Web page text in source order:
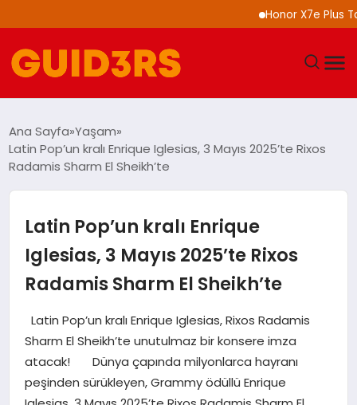
Honor X7e Plus
YAŞAM
SAĞLIK
EKONOMI
MAGAZIN
Ana Sayfa Yaşam
Latin Pop’un kralı Enrique Iglesias, 3 Mayıs 2025’te Rixos
Radamis Sharm El Sheikh’te
Latin Pop’un kralı Enrique
Iglesias, 3 Mayıs 2025’te Rixos
Radamis Sharm El Sheikh’te
Latin Pop’un kralı Enrique Iglesias, Rixos Radamis
Sharm El Sheikh’te unutulmaz bir konsere imza
atacak! Dünya çapında milyonlarca hayranı
peşinden sürükleyen, Grammy ödüllü Enrique